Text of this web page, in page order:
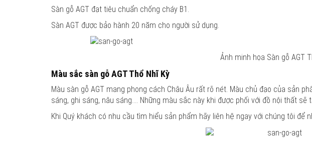
Sàn gỗ AGT đạt tiêu chuẩn chống cháy B1.
Sàn AGT được bảo hành 20 năm cho người sử dụng.
Ảnh minh họa Sàn gỗ AGT
Màu sắc sàn gỗ AGT Thổ Nhĩ Kỳ
Màu sàn gỗ AGT mang phong cách Châu Âu rất rõ nét. Màu chủ đạo của sản
sáng, ghi sáng, nâu sáng…. Những màu sắc này khi được phối với đồ nội thất
Khi Quý khách có nhu cầu tìm hiểu sản phẩm hãy liên hệ ngay với chúng tôi để